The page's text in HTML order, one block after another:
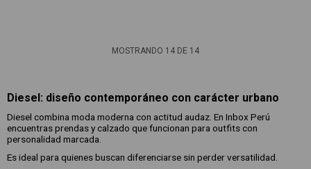
MOSTRANDO 14 DE 14
Diesel: diseño contemporáneo con carácter urbano
Diesel combina moda moderna con actitud audaz. En Inbox Perú
encuentras prendas y calzado que funcionan para outfits con
personalidad marcada.
Es ideal para quienes buscan diferenciarse sin perder versatilidad.